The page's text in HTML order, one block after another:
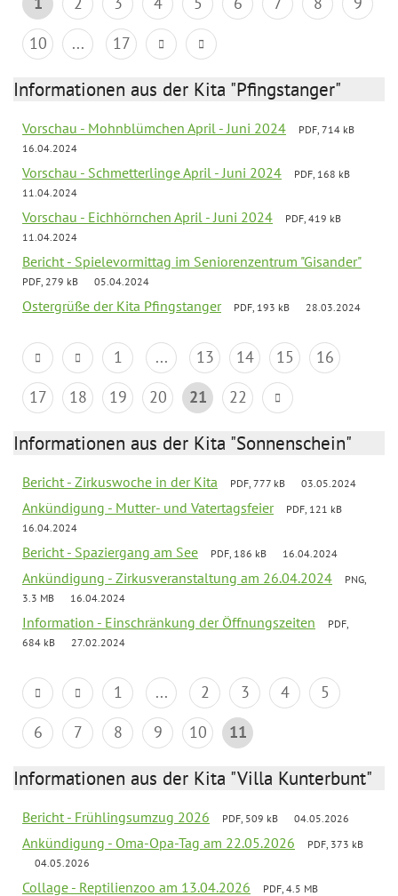
10
... 17
Informationen aus der Kita "Pfingstanger"
Vorschau - Mohnblümchen April - Juni 2024
PDF, 714 kB
16.04.2024
Vorschau - Schmetterlinge April - Juni 2024
PDF, 168 kB
11.04.2024
Vorschau - Eichhörnchen April - Juni 2024
PDF, 419 kB
11.04.2024
Bericht - Spielevormittag im Seniorenzentrum "Gisander"
PDF, 279 kB 05.04.2024
Ostergrüße der Kita Pfingstanger PDF, 193 kB 28.03.2024
1 ... 13 14 15
16
17
18 19 20 21 22
Informationen aus der Kita "Sonnenschein"
Bericht - Zirkuswoche in der Kita PDF, 777 kB 03.05.2024
Ankündigung - Mutter- und Vatertagsfeier
PDF, 121 kB
16.04.2024
Bericht - Spaziergang am See PDF, 186 kB 16.04.2024
Ankündigung - Zirkusveranstaltung am 26.04.2024
PNG,
3.3 MB
16.04.2024
Information - Einschränkung der Öffnungszeiten
PDF,
684 kB
27.02.2024
1 ... 2 3 4
5
6
7 8 9 10 11
Informationen aus der Kita "Villa Kunterbunt"
Bericht - Frühlingsumzug 2026 PDF, 509 kB 04.05.2026
Ankündigung - Oma-Opa-Tag am 22.05.2026
PDF, 373 kB
04.05.2026
Collage - Reptilienzoo am 13.04.2026 PDF, 4.5 MB